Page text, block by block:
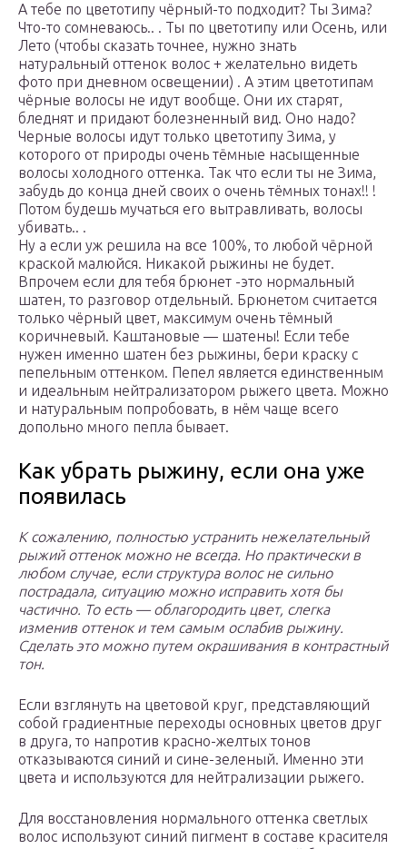
А тебе по цветотипу чёрный-то подходит? Ты Зима?
Что-то сомневаюсь.. . Ты по цветотипу или Осень, или
Лето (чтобы сказать точнее, нужно знать
натуральный оттенок волос + желательно видеть
фото при дневном освещении) . А этим цветотипам
чёрные волосы не идут вообще. Они их старят,
бледнят и придают болезненный вид. Оно надо?
Черные волосы идут только цветотипу Зима, у
которого от природы очень тёмные насыщенные
волосы холодного оттенка. Так что если ты не Зима,
забудь до конца дней своих о очень тёмных тонах!! !
Потом будешь мучаться его вытравливать, волосы
убивать.. .
Ну а если уж решила на все 100%, то любой чёрной
краской малюйся. Никакой рыжины не будет.
Впрочем если для тебя брюнет -это нормальный
шатен, то разговор отдельный. Брюнетом считается
только чёрный цвет, максимум очень тёмный
коричневый. Каштановые — шатены! Если тебе
нужен именно шатен без рыжины, бери краску с
пепельным оттенком. Пепел является единственным
и идеальным нейтрализатором рыжего цвета. Можно
и натуральным попробовать, в нём чаще всего
допольно много пепла бывает.
Как убрать рыжину, если она уже
появилась
К сожалению, полностью устранить нежелательный
рыжий оттенок можно не всегда. Но практически в
любом случае, если структура волос не сильно
пострадала, ситуацию можно исправить хотя бы
частично. То есть — облагородить цвет, слегка
изменив оттенок и тем самым ослабив рыжину.
Сделать это можно путем окрашивания в контрастный
тон.
Если взглянуть на цветовой круг, представляющий
собой градиентные переходы основных цветов друг
в друга, то напротив красно-желтых тонов
отказываются синий и сине-зеленый. Именно эти
цвета и используются для нейтрализации рыжего.
Для восстановления нормального оттенка светлых
волос используют синий пигмент в составе красителя